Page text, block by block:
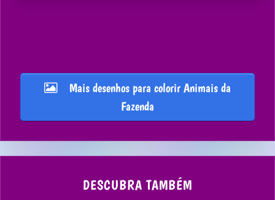
Mais desenhos para colorir Animais da
Fazenda
DESCUBRA TAMBÉM